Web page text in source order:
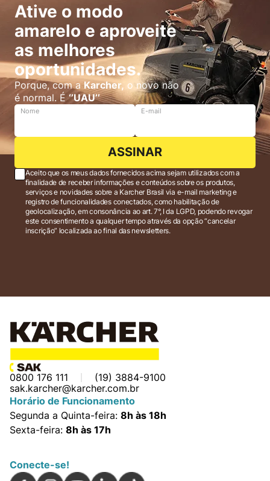
Ative o modo
amarelo e aproveite
as melhores
oportunidades.
Porque, com aKarcher, o novo não
é normal. É‘’UAU’’
Nome E-mail
ASSINAR
Aceito que os meus dados fornecidos acima sejam utilizados com a
finalidade de receber informações e conteúdos sobre os produtos,
serviços e novidades sobre a Karcher Brasil via e-mail marketing e
registro de funcionalidades conectados, como habilitação de
geolocalização, em consonância ao art. 7°, I da LGPD, podendo revogar
este consentimento a qualquer tempo através da opção “cancelar
inscrição” localizada ao final das newsletters.
0800 176 111
(19) 3884-9100
sak.karcher@karcher.com.br
Horário de Funcionamento
Segunda a Quinta-feira: 8h às 18h
Sexta-feira: 8h às 17h
Conecte-se!